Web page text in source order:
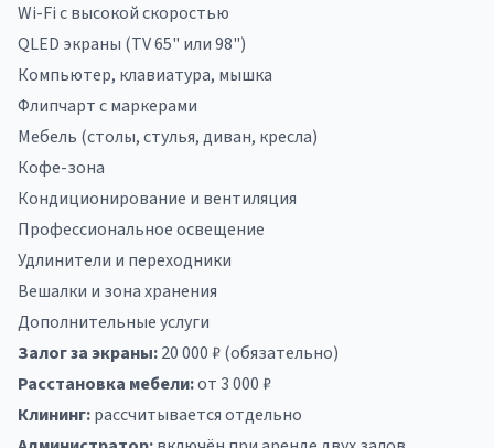
Wi-Fi с высокой скоростью
QLED экраны (TV 65" или 98")
Компьютер, клавиатура, мышка
Флипчарт с маркерами
Мебель (столы, стулья, диван, кресла)
Кофе-зона
Кондиционирование и вентиляция
Профессиональное освещение
Удлинители и переходники
Вешалки и зона хранения
Дополнительные услуги
Залог за экраны:20 000 ₽ (обязательно)
Расстановка мебели:от 3 000 ₽
Клининг:рассчитывается отдельно